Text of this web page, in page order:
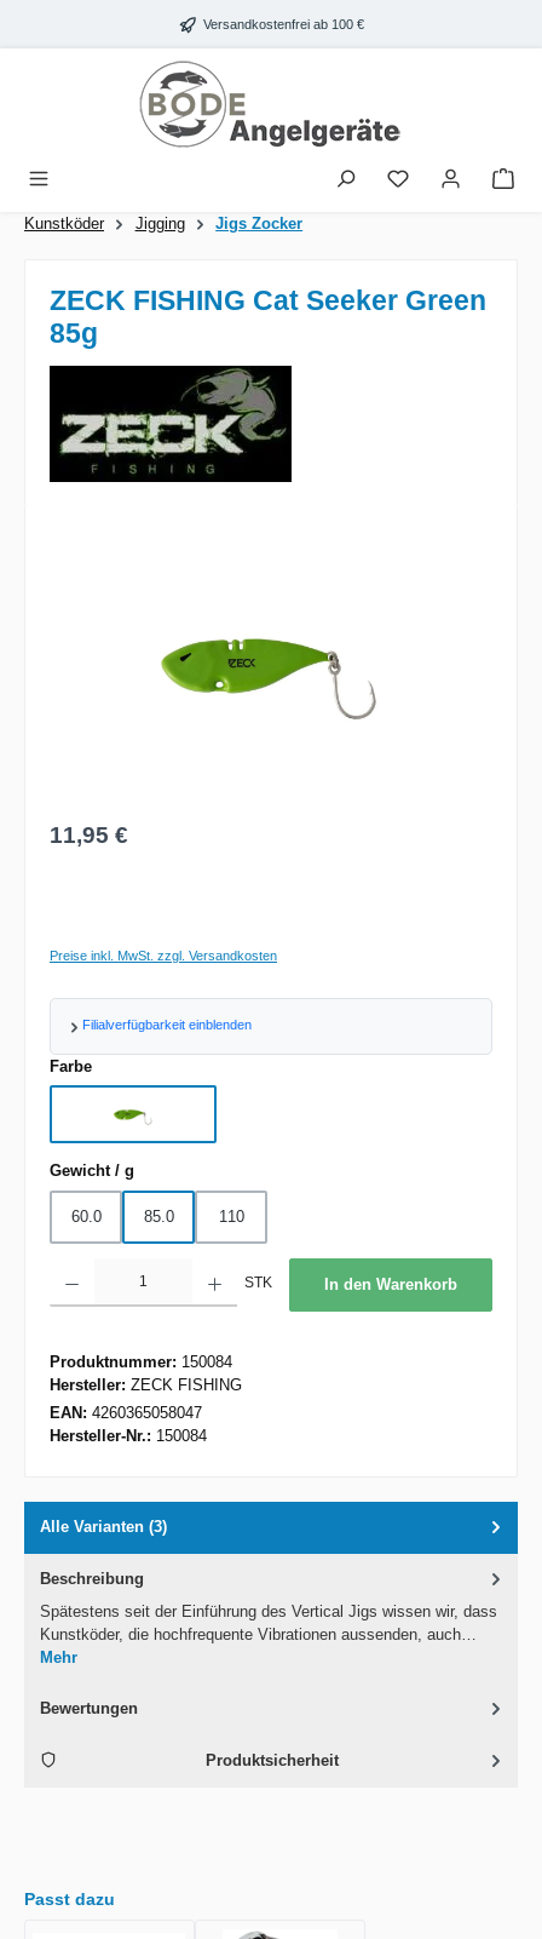
Zum Hauptinhalt springen Versandkostenfrei ab 100 €
Kunstköder Jigging Jigs Zocker
ZECK FISHING Cat Seeker Green
85g
Regulärer Preis:
11,95 €
Preise inkl. MwSt. zzgl. Versandkosten
Filialverfügbarkeit einblenden
Farbeauswählen
Green
Gewicht / g
60.0 85.0 110
STK In den Warenkorb
Produktnummer: 150084
Hersteller: ZECK FISHING
EAN: 4260365058047
Hersteller-Nr.: 150084
Alle Varianten (3)
Beschreibung
Spätestens seit der Einführung des Vertical Jigs wissen wir, dass
Kunstköder, die hochfrequente Vibrationen aussenden, auch…
Mehr
Bewertungen
Produktsicherheit
Passt dazu